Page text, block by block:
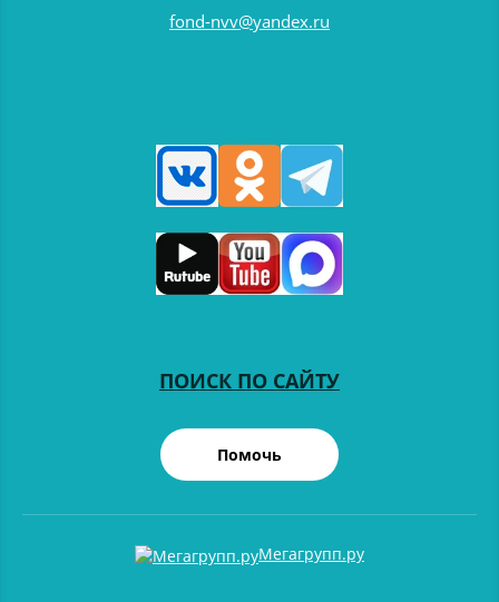
Мегагрупп.ру
fond-nvv@yandex.ru
ПОИСК ПО САЙТУ
Помочь